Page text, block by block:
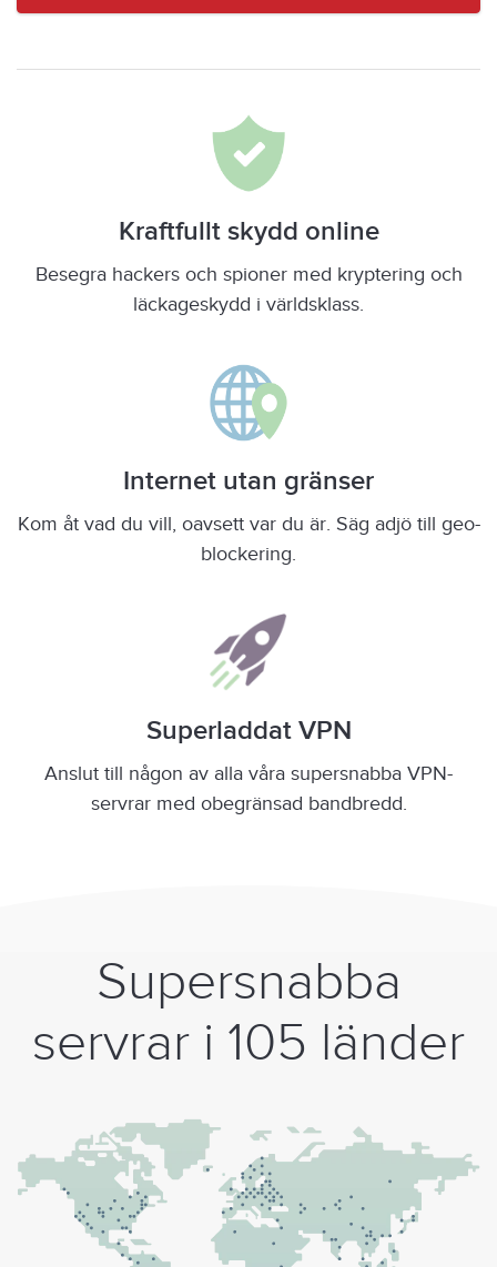
Kraftfullt skydd online
Besegra hackers och spioner med kryptering och
läckageskydd i världsklass.
Internet utan gränser
Kom åt vad du vill, oavsett var du är. Säg adjö till geo-
blockering.
Superladdat VPN
Anslut till någon av alla våra supersnabba VPN-
servrar med obegränsad bandbredd.
Supersnabba
servrar i 105 länder